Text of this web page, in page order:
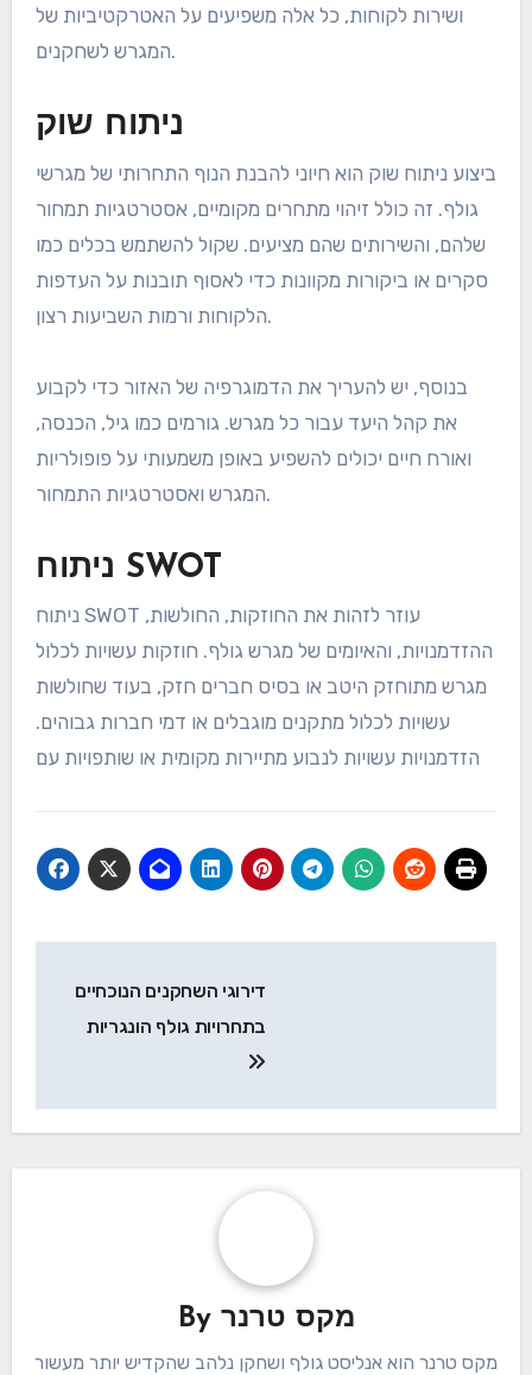
ושירות לקוחות, כל אלה משפיעים על האטרקטיביות של
המגרש לשחקנים.
ניתוח שוק
ביצוע ניתוח שוק הוא חיוני להבנת הנוף התחרותי של מגרשי
גולף. זה כולל זיהוי מתחרים מקומיים, אסטרטגיות תמחור
שלהם, והשירותים שהם מציעים. שקול להשתמש בכלים כמו
סקרים או ביקורות מקוונות כדי לאסוף תובנות על העדפות
הלקוחות ורמות השביעות רצון.
בנוסף, יש להעריך את הדמוגרפיה של האזור כדי לקבוע
את קהל היעד עבור כל מגרש. גורמים כמו גיל, הכנסה,
ואורח חיים יכולים להשפיע באופן משמעותי על פופולריות
המגרש ואסטרטגיות התמחור.
ניתוח SWOT
ניתוח SWOT עוזר לזהות את החוזקות, החולשות,
ההזדמנויות, והאיומים של מגרש גולף. חוזקות עשויות לכלול
מגרש מתוחזק היטב או בסיס חברים חזק, בעוד שחולשות
עשויות לכלול מתקנים מוגבלים או דמי חברות גבוהים.
הזדמנויות עשויות לנבוע מתיירות מקומית או שותפויות עם
navigation
דירוגי השחקנים הנוכחיים
בתחרויות גולף הונגריות
By מקס טרנר
מקס טרנר הוא אנליסט גולף ושחקן נלהב שהקדיש יותר מעשור